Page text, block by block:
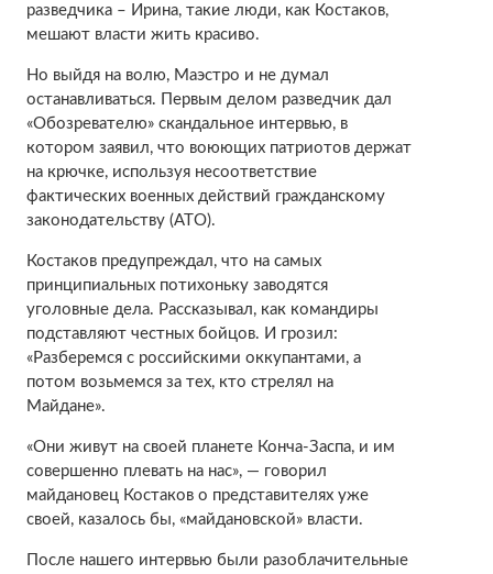
разведчика – Ирина, такие люди, как Костаков,
мешают власти жить красиво.
Но выйдя на волю, Маэстро и не думал
останавливаться. Первым делом разведчик дал
«Обозревателю» скандальное интервью, в
котором заявил, что воюющих патриотов держат
на крючке, используя несоответствие
фактических военных действий гражданскому
законодательству (АТО).
Костаков предупреждал, что на самых
принципиальных потихоньку заводятся
уголовные дела. Рассказывал, как командиры
подставляют честных бойцов. И грозил:
«Разберемся с российскими оккупантами, а
потом возьмемся за тех, кто стрелял на
Майдане».
«Они живут на своей планете Конча-Заспа, и им
совершенно плевать на нас», — говорил
майдановец Костаков о представителях уже
своей, казалось бы, «майдановской» власти.
После нашего интервью были разоблачительные